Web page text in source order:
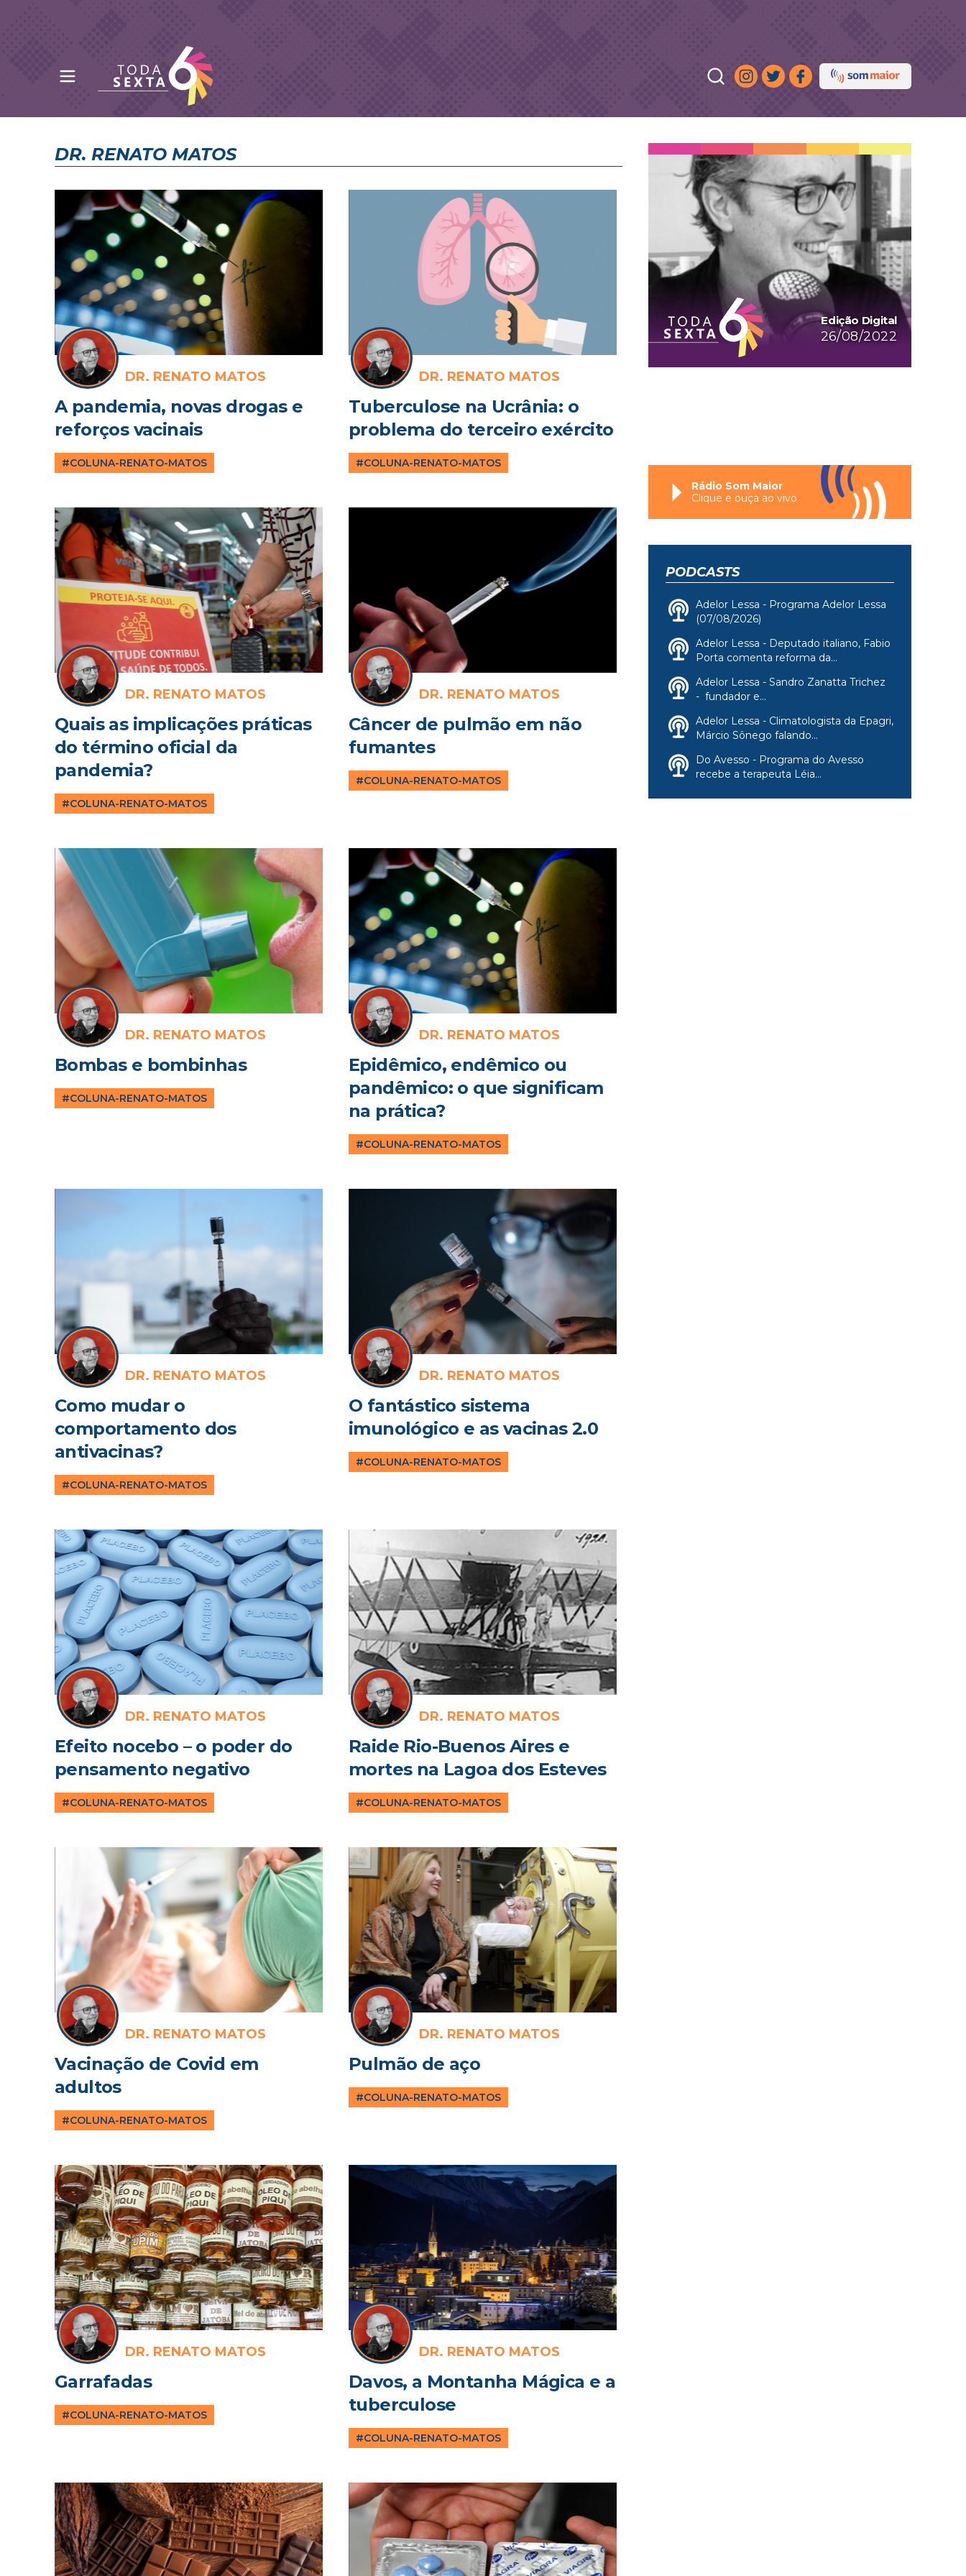
Abrir menu principal
DR. RENATO MATOS
DR. RENATO MATOS
A pandemia, novas drogas e
reforços vacinais
#COLUNA-RENATO-MATOS
DR. RENATO MATOS
Tuberculose na Ucrânia: o
problema do terceiro exército
#COLUNA-RENATO-MATOS
DR. RENATO MATOS
Quais as implicações práticas
do término oficial da
pandemia?
#COLUNA-RENATO-MATOS
DR. RENATO MATOS
Câncer de pulmão em não
fumantes
#COLUNA-RENATO-MATOS
DR. RENATO MATOS
Bombas e bombinhas
#COLUNA-RENATO-MATOS
DR. RENATO MATOS
Epidêmico, endêmico ou
pandêmico: o que significam
na prática?
#COLUNA-RENATO-MATOS
DR. RENATO MATOS
Como mudar o
comportamento dos
antivacinas?
#COLUNA-RENATO-MATOS
DR. RENATO MATOS
O fantástico sistema
imunológico e as vacinas 2.0
#COLUNA-RENATO-MATOS
DR. RENATO MATOS
Efeito nocebo – o poder do
pensamento negativo
#COLUNA-RENATO-MATOS
DR. RENATO MATOS
Raide Rio-Buenos Aires e
mortes na Lagoa dos Esteves
#COLUNA-RENATO-MATOS
DR. RENATO MATOS
Vacinação de Covid em
adultos
#COLUNA-RENATO-MATOS
DR. RENATO MATOS
Pulmão de aço
#COLUNA-RENATO-MATOS
DR. RENATO MATOS
Garrafadas
#COLUNA-RENATO-MATOS
DR. RENATO MATOS
Davos, a Montanha Mágica e a
tuberculose
#COLUNA-RENATO-MATOS
Edição Digital
26/08/2022
Rádio Som Maior
Clique e ouça ao vivo
PODCASTS
Adelor Lessa - Programa Adelor Lessa
(07/08/2026)
Adelor Lessa - Deputado italiano, Fabio
Porta comenta reforma da...
Adelor Lessa - Sandro Zanatta Trichez
- fundador e...
Adelor Lessa - Climatologista da Epagri,
Márcio Sônego falando...
Do Avesso - Programa do Avesso
recebe a terapeuta Léia...